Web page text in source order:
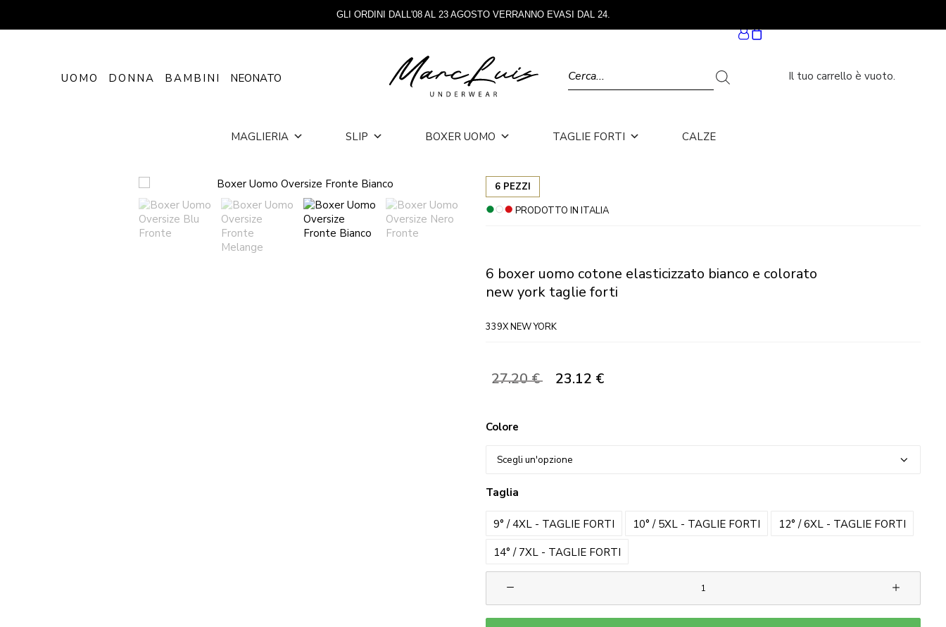
GLI ORDINI DALL'08 AL 23 AGOSTO VERRANNO EVASI DAL 24.
UOMO DONNA BAMBINI NEONATO
Ricerca prodotti Il tuo carrello è vuoto.
MAGLIERIA SLIP BOXER UOMO TAGLIE FORTI CALZE
6 PEZZI
PRODOTTO IN ITALIA
6 boxer uomo cotone elasticizzato bianco e colorato
new york taglie forti
339X NEW YORK
27.20€
PREZZO
ORIGINALE
23.12 €PREZZO
ATTUALE
Colore
Taglia
9° / 4XL - TAGLIE FORTI 10° / 5XL - TAGLIE FORTI
12° / 6XL - TAGLIE FORTI
14° / 7XL - TAGLIE FORTI
Uomo